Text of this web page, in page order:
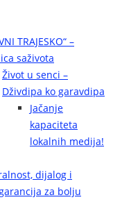
TRAJESKO“ –
saživota
Život u senci –
Dživdipa ko garavdipa
Jačanje
kapaciteta
lokalnih medija!
dijalog i
za bolju